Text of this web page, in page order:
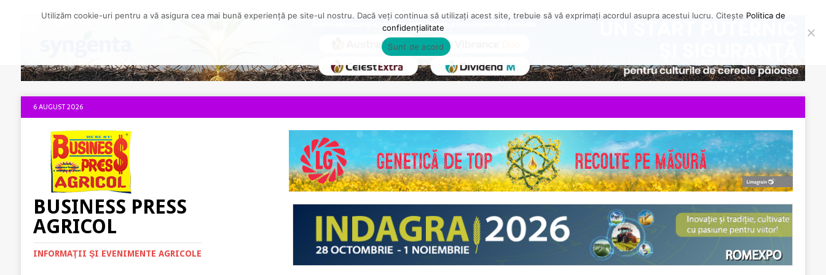
6 AUGUST 2026
BUSINESS PRESS
AGRICOL
INFORMAŢII ŞI EVENIMENTE AGRICOLE
Utilizăm cookie-uri pentru a vă asigura cea mai bună experiență pe site-ul nostru. Dacă veți continua să utilizați acest site, trebuie să vă exprimați acordul asupra acestui lucru. Citește Politica de
confidențialitate
Sunt de acord